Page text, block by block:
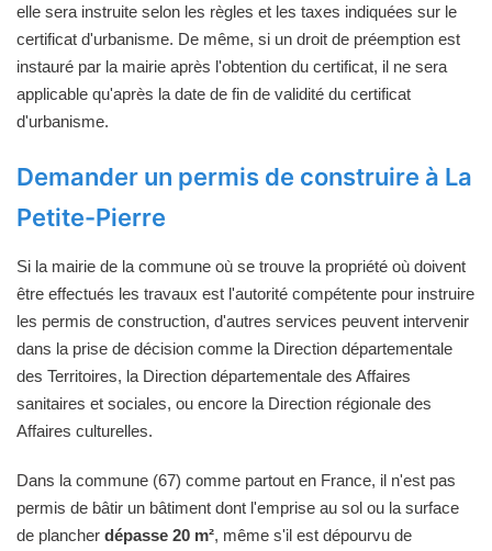
elle sera instruite selon les règles et les taxes indiquées sur le
certificat d'urbanisme. De même, si un droit de préemption est
instauré par la mairie après l'obtention du certificat, il ne sera
applicable qu'après la date de fin de validité du certificat
d'urbanisme.
Demander un permis de construire à La
Petite-Pierre
Si la mairie de la commune où se trouve la propriété où doivent
être effectués les travaux est l'autorité compétente pour instruire
les permis de construction, d'autres services peuvent intervenir
dans la prise de décision comme la Direction départementale
des Territoires, la Direction départementale des Affaires
sanitaires et sociales, ou encore la Direction régionale des
Affaires culturelles.
Dans la commune (67) comme partout en France, il n'est pas
permis de bâtir un bâtiment dont l'emprise au sol ou la surface
de plancher dépasse 20 m², même s'il est dépourvu de